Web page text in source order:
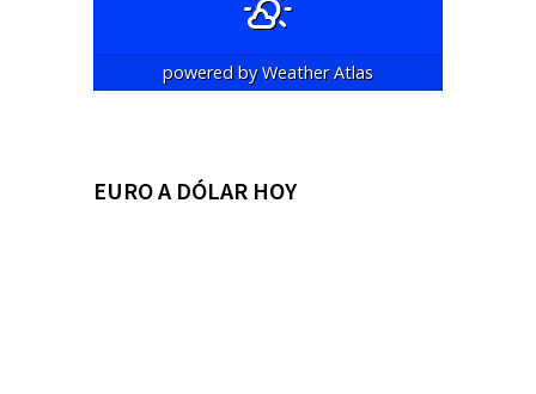
powered byWeather Atlas
EURO A DÓLAR HOY